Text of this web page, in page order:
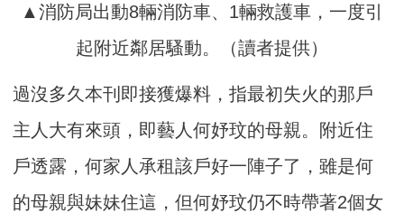
▲消防局出動8輛消防車、1輛救護車，一度引
起附近鄰居騷動。（讀者提供）
過沒多久本刊即接獲爆料，指最初失火的那戶
主人大有來頭，即藝人何妤玟的母親。附近住
戶透露，何家人承租該戶好一陣子了，雖是何
的母親與妹妹住這，但何妤玟仍不時帶著2個女